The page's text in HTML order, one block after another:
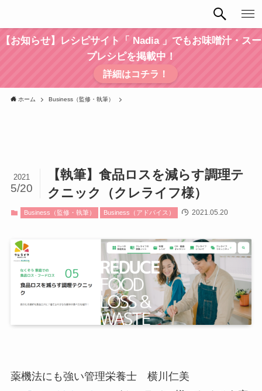
【お知らせ】レシピサイト「 Nadia 」でもお味噌汁・スー
プレシピを掲載中！
詳細はコチラ！
ホーム Business（監修・執筆）
【執筆】食品ロスを減らす調理テ
クニック（クレライフ様）
2021
5/20
Business（監修・執筆） Business（アドバイス） 2021.05.20
薬機法にも強い管理栄養士 横川仁美